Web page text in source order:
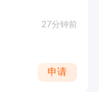
27分钟前
申请